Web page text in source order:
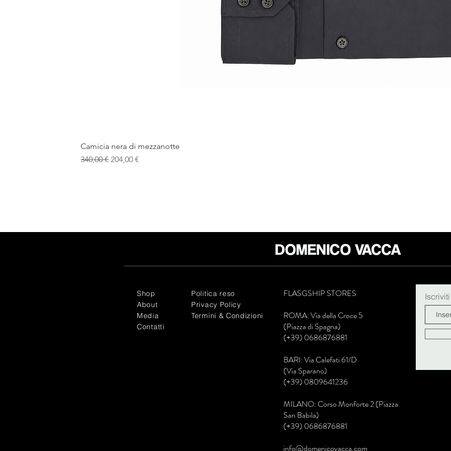
Camicia nera di mezzanotte
Prezzo regolare
340,00 € Prezzo scontato
204,00 €
Shop
About
Media
Contatti
Politica reso
Privacy Policy
Termini & Condizioni
FLASGSHIP STORES
ROMA: Via della Croce 5
(Piazza di Spagna)
(+39) 0686876881
BARI: Via Calefati 61/D
(Via Sparano)
(+39) 0809641236
MILANO: Corso Monforte 2 (Piazza
San Babila)
(+39) 0686876881
info@domenicovacca.com